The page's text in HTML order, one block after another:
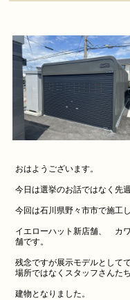
おはようございます。
今日は選挙のお話ではなく先
今回は石川県野々市市で施工
イエローハット新店舗、 カ
舗です。
残念ですが展示モデルとして
場所ではなくスタッフさんた
建物となりました。